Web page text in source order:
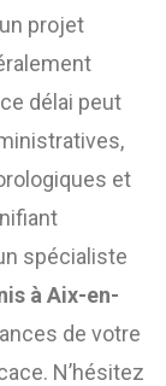
projet
délai peut
et
spécialiste
à Aix-en-
de votre
N’hésitez